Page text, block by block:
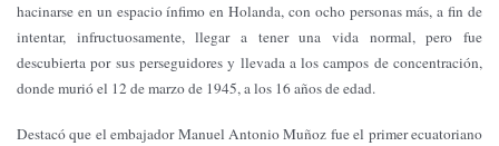
hacinarse en un espacio ínfimo en Holanda, con ocho personas más, a fin de
intentar, infructuosamente, llegar a tener una vida normal, pero fue
descubierta por sus perseguidores y llevada a los campos de concentración,
donde murió el 12 de marzo de 1945, a los 16 años de edad.
Destacó que el embajador Manuel Antonio Muñoz fue el primer ecuatoriano